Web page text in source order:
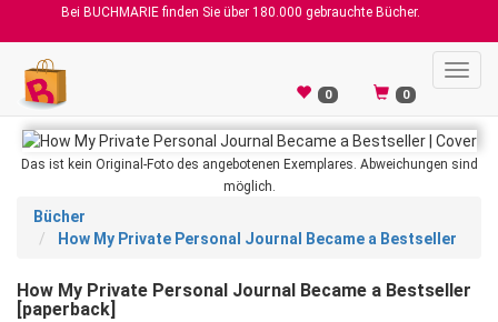
Bei BUCHMARIE finden Sie über 180.000 gebrauchte Bücher.
0 0
Das ist kein Original-Foto des angebotenen Exemplares. Abweichungen sind
möglich.
Bücher
How My Private Personal Journal Became a Bestseller
How My Private Personal Journal Became a Bestseller
[paperback]